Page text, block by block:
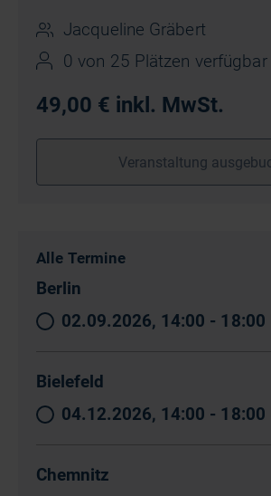
Jacqueline Gräbert
0 von 25 Plätzen verfügbar
49,00 € inkl. MwSt.
Veranstaltung
Alle Termine
Berlin
02.09.2026, 14:00 - 18:00
Bielefeld
04.12.2026, 14:00 - 18:00
Chemnitz